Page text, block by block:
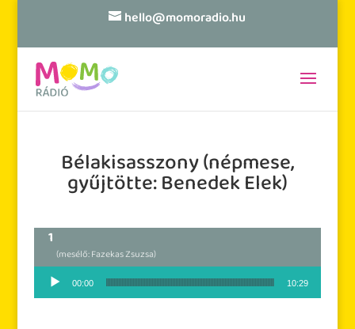
hello@momoradio.hu
Bélakisasszony (népmese,
gyűjtötte: Benedek Elek)
(mesélő: Fazekas Zsuzsa)
Audió lejátszó
00:00 10:29